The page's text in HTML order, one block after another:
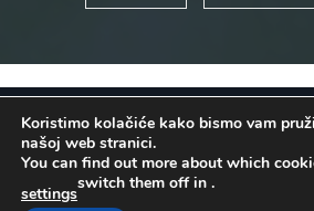
OSATINA GRUPA d.o.o. 2026
byINFOS Osijek. Sva
Koristimo kolačiće kako bismo vam
našoj web stranici.
You can find out more about which
switch them off in
settings
.